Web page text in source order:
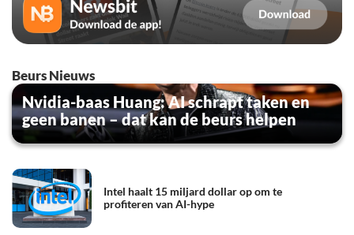
Beurs Nieuws
Nvidia-baas Huang: AI schrapt taken en
geen banen – dat kan de beurs helpen
Intel haalt 15 miljard dollar op om te
profiteren van AI-hype